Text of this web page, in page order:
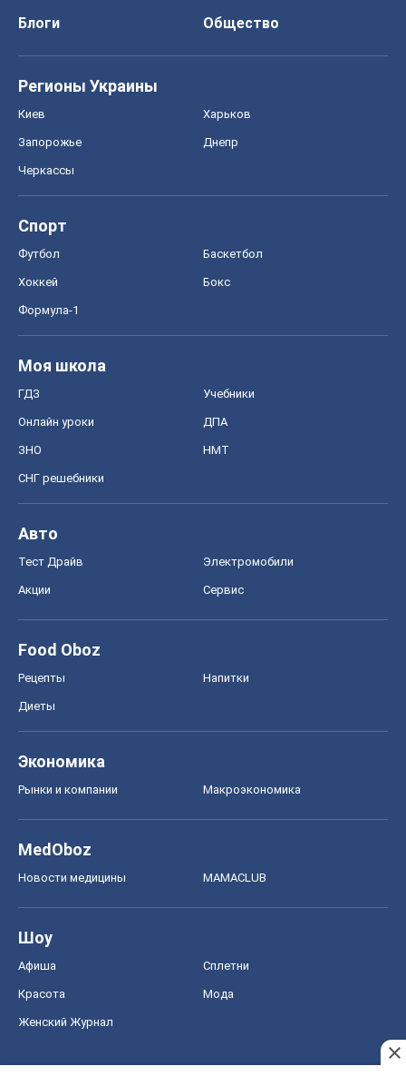
Блоги
Общество
Регионы Украины
Киев Харьков
Запорожье Днепр
Черкассы
Спорт
Футбол Баскетбол
Хоккей Бокс
Формула-1
Моя школа
ГДЗ Учебники
Онлайн уроки ДПА
ЗНО НМТ
СНГ решебники
Авто
Тест Драйв Электромобили
Акции Сервис
Food Oboz
Рецепты Напитки
Диеты
Экономика
Рынки и компании Mакроэкономика
MedOboz
Новости медицины MAMACLUB
Шоу
Афиша Сплетни
Красота Мода
Женский Журнал